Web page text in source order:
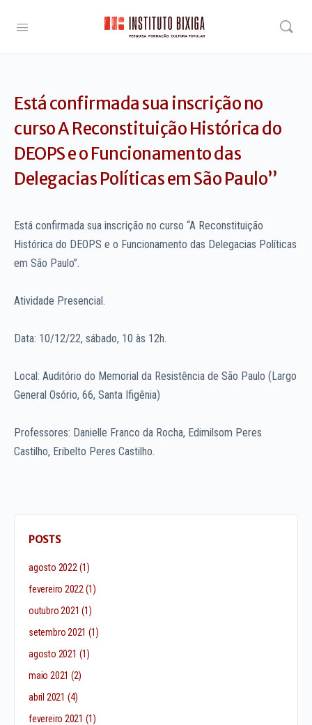
Está confirmada sua inscrição no
curso A Reconstituição Histórica do
DEOPS e o Funcionamento das
Delegacias Políticas em São Paulo”
Está confirmada sua inscrição no curso “A Reconstituição
Histórica do DEOPS e o Funcionamento das Delegacias Políticas
em São Paulo”.
Atividade Presencial.
Data: 10/12/22, sábado, 10 às 12h.
Local: Auditório do Memorial da Resistência de São Paulo (Largo
General Osório, 66, Santa Ifigênia)
Professores: Danielle Franco da Rocha, Edimilsom Peres
Castilho, Eribelto Peres Castilho.
POSTS
agosto 2022 (1)
fevereiro 2022 (1)
outubro 2021 (1)
setembro 2021 (1)
agosto 2021 (1)
maio 2021 (2)
abril 2021 (4)
fevereiro 2021 (1)